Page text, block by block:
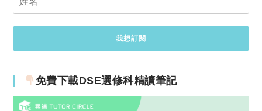
免費下載DSE選修科精讀筆記